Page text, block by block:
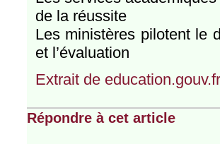
de la réussite
Les ministères pilotent le
et l’évaluation
Extrait de education.gouv.fr
Répondre à cet article